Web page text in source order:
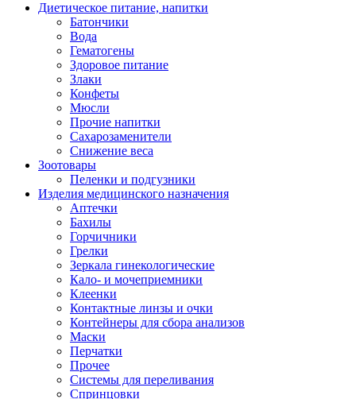
Диетическое питание, напитки
Батончики
Вода
Гематогены
Здоровое питание
Злаки
Конфеты
Мюсли
Прочие напитки
Сахарозаменители
Снижение веса
Зоотовары
Пеленки и подгузники
Изделия медицинского назначения
Аптечки
Бахилы
Горчичники
Грелки
Зеркала гинекологические
Кало- и мочеприемники
Клеенки
Контактные линзы и очки
Контейнеры для сбора анализов
Маски
Перчатки
Прочее
Системы для переливания
Спринцовки